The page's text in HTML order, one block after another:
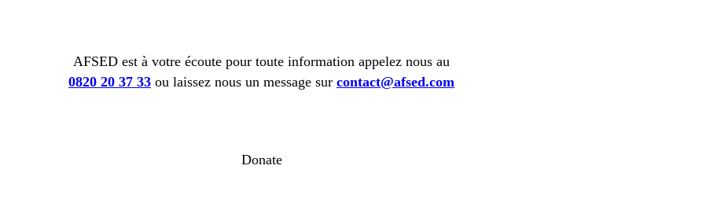
AFSED est à votre écoute pour toute information appelez nous au
0820 20 37 33 ou laissez nous un message sur contact@afsed.com
Donate